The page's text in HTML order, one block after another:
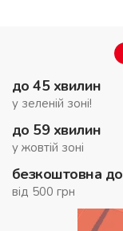
до 45 хвилин
у зеленій зоні!
до 59 хвилин
у жовтій зоні
безкоштовна
від 500 грн